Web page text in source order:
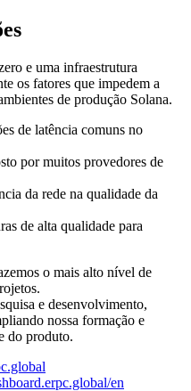
e uma infraestrutura
os fatores que impedem a
de produção Solana.
de latência comuns no
por muitos provedores de
da rede na qualidade da
de alta qualidade para
o mais alto nível de
e desenvolvimento,
nossa formação e
do produto.
en